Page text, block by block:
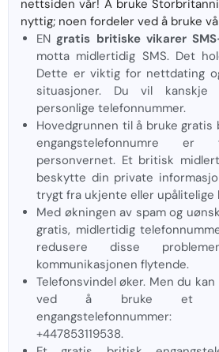
nettsiden vår! Å bruke
nyttig; noen fordeler ved å bruke
ENgratis britiske vikarer
motta midlertidig SMS. Det
Dette er viktig for nettdating
situasjoner. Du vil
personlige telefonnummer.
Hovedgrunnen til å bruke
engangstelefonnumre
personvernet. Et britisk
beskytte din private
trygt fra ukjente eller upålitelige
Med økningen av spam og
gratis, midlertidig
redusere disse
kommunikasjonen flytende.
Telefonsvindel øker. Men du
ved å bruke et
engangstelefonnummer:
+447853119538.